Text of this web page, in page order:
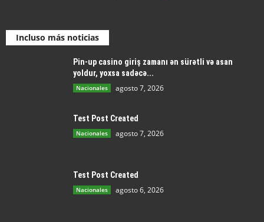
Incluso más noticias
Pin-up casino giriş zamanı ən sürətli və asan
yoldur, yoxsa sadəcə...
Nacionales agosto 7, 2026
Test Post Created
Nacionales agosto 7, 2026
Test Post Created
Nacionales agosto 6, 2026